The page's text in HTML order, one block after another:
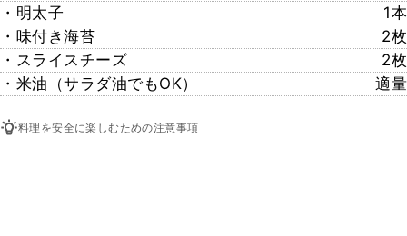
・明太子
1本
・味付き海苔
2枚
・スライスチーズ
2枚
・米油（サラダ油でもOK）
適量
料理を安全に楽しむための注意事項